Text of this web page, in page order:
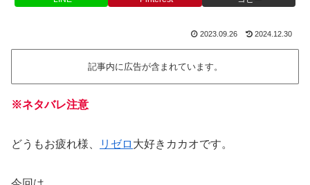
2023.09.26 2024.12.30
記事内に広告が含まれています。
※ネタバレ注意
どうもお疲れ様、 リゼロ 大好きカカオです。